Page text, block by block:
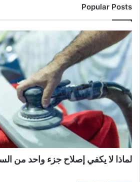
Popular Posts
لماذا لا يكفي إصلاح جزء واحد من